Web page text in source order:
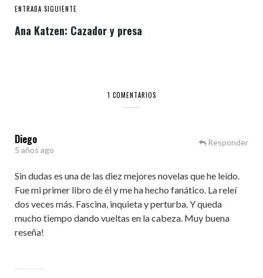
ENTRADA SIGUIENTE
Ana Katzen: Cazador y presa
1 COMENTARIOS
Diego
5 años ago
Sin dudas es una de las diez mejores novelas que he leído.
Fue mi primer libro de él y me ha hecho fanático. La releí
dos veces más. Fascina, inquieta y perturba. Y queda
mucho tiempo dando vueltas en la cabeza. Muy buena
reseña!
Responder